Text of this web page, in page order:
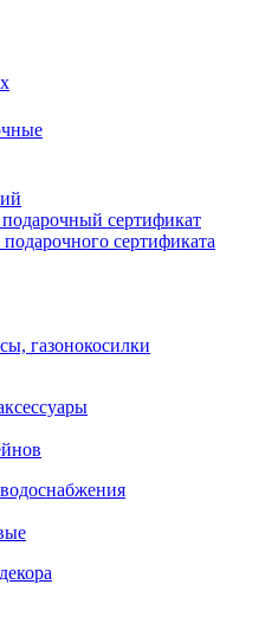
сертификат
газонокосилки